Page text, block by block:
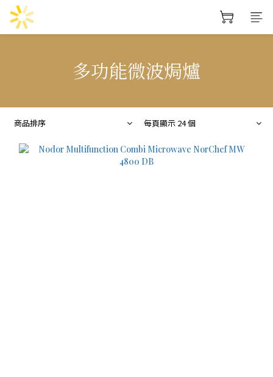
多功能微波焗爐
商品排序 每頁顯示 24 個